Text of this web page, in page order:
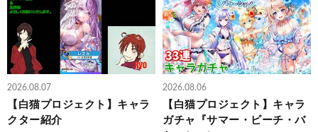
2026.08.07
【白猫プロジェクト】キャラ
クター紹介
2026.08.06
【白猫プロジェクト】キャラ
ガチャ『サマー・ビーチ・バ